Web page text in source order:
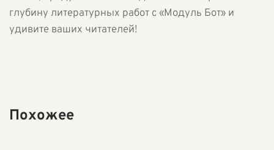
глубину литературных работ с «Модуль Бот» и
удивите ваших читателей!
Похожее